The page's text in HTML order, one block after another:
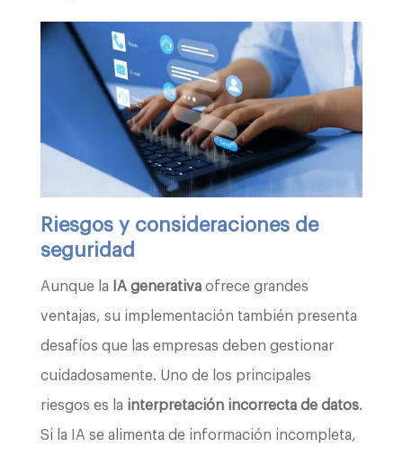
Riesgos y consideraciones de
seguridad
Aunque la IA generativaofrece grandes
ventajas, su implementación también presenta
desafíos que las empresas deben gestionar
cuidadosamente. Uno de los principales
riesgos es la interpretación incorrecta de datos.
Si la IA se alimenta de información incompleta,